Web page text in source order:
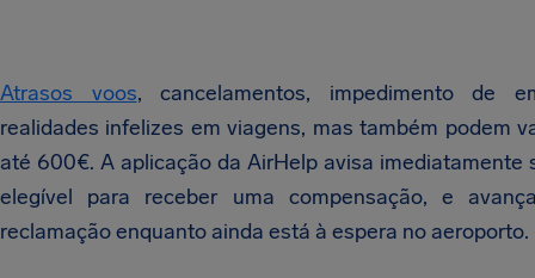
Atrasos voos, cancelamentos, impedimento de
realidades infelizes em viagens, mas também podem
até 600€. A aplicação da AirHelp avisa imediatamente
elegível para receber uma compensação, e
reclamação enquanto ainda está à espera no aeroporto.